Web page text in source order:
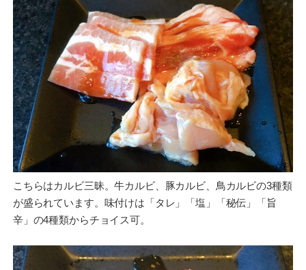
こちらはカルビ三昧。牛カルビ、豚カルビ、鳥カルビの3種類
が盛られています。味付けは「タレ」「塩」「秘伝」「旨
辛」の4種類からチョイス可。